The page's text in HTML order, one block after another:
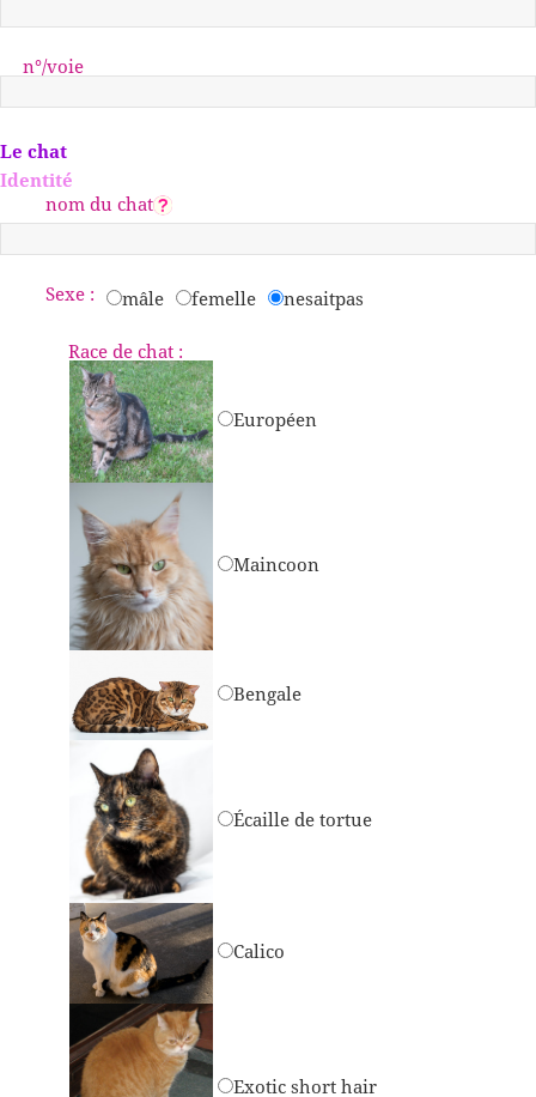
n°/voie
Le chat
Identité
nom du chat
Sexe : mâle femelle nesaitpas
Race de chat :
Européen
Maincoon
Bengale
Écaille de tortue
Calico
Exotic short hair